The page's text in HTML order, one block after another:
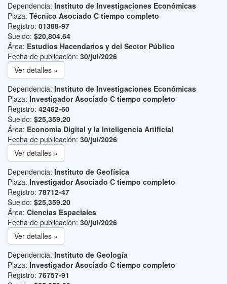
Dependencia: Instituto de Investigaciones Económicas
Plaza: Técnico Asociado C tiempo completo
Registro: 01388-97
Sueldo: $20,804.64
Área: Estudios Hacendarios y del Sector Público
Fecha de publicación: 30/jul/2026
Ver detalles »
Dependencia: Instituto de Investigaciones Económicas
Plaza: Investigador Asociado C tiempo completo
Registro: 42462-60
Sueldo: $25,359.20
Área: Economía Digital y la Inteligencia Artificial
Fecha de publicación: 30/jul/2026
Ver detalles »
Dependencia: Instituto de Geofísica
Plaza: Investigador Asociado C tiempo completo
Registro: 78712-47
Sueldo: $25,359.20
Área: Ciencias Espaciales
Fecha de publicación: 30/jul/2026
Ver detalles »
Dependencia: Instituto de Geología
Plaza: Investigador Asociado C tiempo completo
Registro: 76757-91